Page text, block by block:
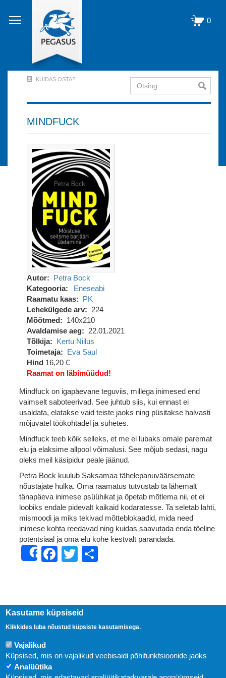
edasi
põhisisu
0
Account
Menu
out)
KUIDAS OSTA? Otsing
MINDFUCK
Autor
Petra Bock
Kategooria
Eneseabi
Raamatu kaas
PK
Lehekülgede arv
224
Mõõtmed
140x210
Avaldamise aeg
22.01.2021
Tõlkija
Kertu Niilus
Toimetaja
Eva Saul
Hind 16,20 €
Raamat on läbimüüdud!
Mindfuck on igapäevane teguviis, millega inimesed end
vaimselt saboteerivad. See juhtub siis, kui ennast ei
usaldata, elatakse vaid teiste jaoks ning püsitakse halvasti
mõjuvatel töökohtadel ja suhetes.
Mindfuck teeb kõik selleks, et me ei lubaks omale paremat
elu ja elaksime allpool võimalusi. See mõjub sedasi, nagu
oleks meil käsipidur peale jäänud.
Petra Bock kuulub Saksamaa tähelepanuväärsemate
nõustajate hulka. Oma raamatus tutvustab ta lähemalt
tänapäeva inimese psüühikat ja õpetab mõtlema nii, et ei
loobiks endale pidevalt kaikaid kodaratesse. Ta seletab lahti,
mismoodi ja miks tekivad mõtteblokaadid, mida need
inimese kohta reedavad ning kuidas saavutada enda tõeline
potentsiaal ja oma elu kohe kestvalt parandada.
ShareFacebook
Twitter
Kasutame küpsiseid
Klikkides luba nõustud küpsiste kasutamisega.
Vajalikud
Küpsised, mis on vajalikud veebisaidi põhifunktsioonide jaoks
Analüütika